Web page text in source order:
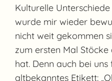
Kulturelle
wurde mir wieder
nicht weit gekommen
zum ersten Mal
hat. Denn auch bei
altbekanntes Etikett: